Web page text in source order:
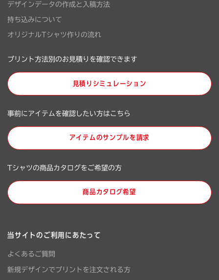
デザインデータの作成と入稿方法
持ち込みについて
オリジナルTシャツ作りの流れ
プリント方法別のお見積りを確認できます
見積りシミュレーション
事前にアイテムを確認したい方はこちら
アイテムのサンプルを請求
Tシャツの商品カタログをご希望の方
商品カタログ希望
当サイトのご利用にあたって
よくあるご質問
新規デザインでプリントを注文される方